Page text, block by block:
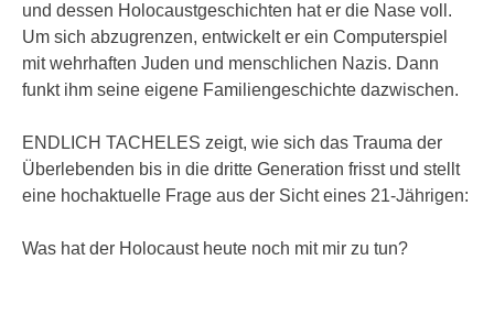
und dessen Holocaustgeschichten hat er die Nase voll.
Um sich abzugrenzen, entwickelt er ein Computerspiel
mit wehrhaften Juden und menschlichen Nazis. Dann
funkt ihm seine eigene Familiengeschichte dazwischen.
ENDLICH TACHELES zeigt, wie sich das Trauma der
Überlebenden bis in die dritte Generation frisst und stellt
eine hochaktuelle Frage aus der Sicht eines 21-Jährigen:
Was hat der Holocaust heute noch mit mir zu tun?